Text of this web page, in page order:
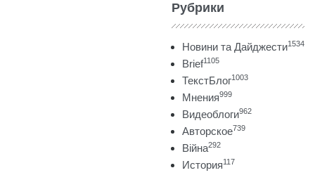
Рубрики
Новини та Дайджести1534
Brief1105
ТекстБлог1003
Мнения999
Видеоблоги962
Авторское739
Війна292
История117